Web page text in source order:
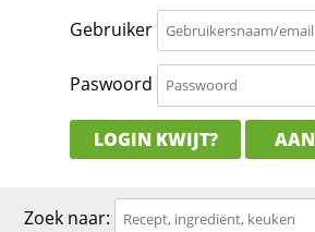
Gebruiker
Paswoord
LOGIN KWIJT?
Zoek naar: